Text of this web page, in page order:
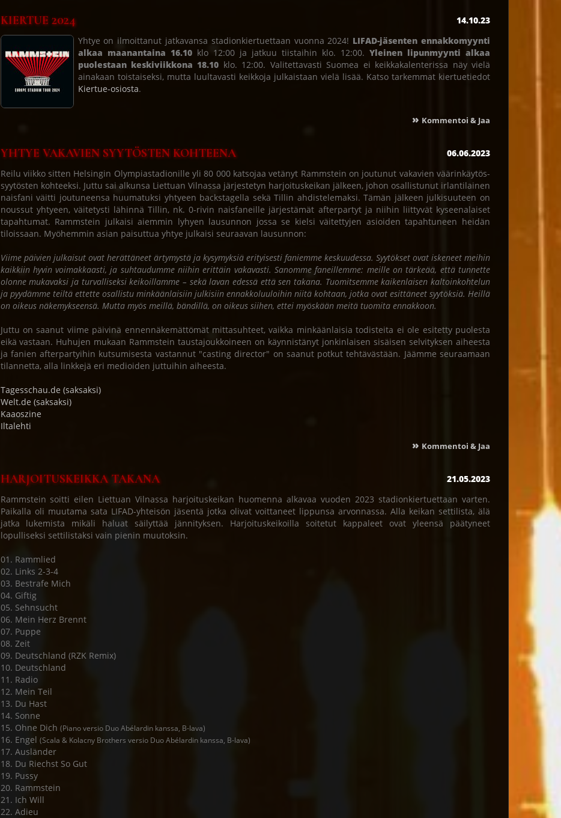
KIERTUE 2024
14.10.23
Yhtye on ilmoittanut jatkavansa stadionkiertuettaan vuonna 2024! LIFAD-jäsenten ennakkomyynti
alkaa maanantaina 16.10klo 12:00 ja jatkuu tiistaihin klo. 12:00. Yleinen lipunmyynti alkaa
puolestaan keskiviikkona 18.10 klo. 12:00. Valitettavasti Suomea ei keikkakalenterissa näy vielä
ainakaan toistaiseksi, mutta luultavasti keikkoja julkaistaan vielä lisää. Katso tarkemmat kiertuetiedot
Kiertue-osiosta.
» Kommentoi & Jaa
YHTYE VAKAVIEN SYYTÖSTEN KOHTEENA
06.06.2023
Reilu viikko sitten Helsingin Olympiastadionille yli 80 000 katsojaa vetänyt Rammstein on joutunut vakavien väärinkäytös-
syytösten kohteeksi. Juttu sai alkunsa Liettuan Vilnassa järjestetyn harjoituskeikan jälkeen, johon osallistunut irlantilainen
naisfani väitti joutuneensa huumatuksi yhtyeen backstagella sekä Tillin ahdistelemaksi. Tämän jälkeen julkisuuteen on
noussut yhtyeen, väitetysti lähinnä Tillin, nk. 0-rivin naisfaneille järjestämät afterpartyt ja niihin liittyvät kyseenalaiset
tapahtumat. Rammstein julkaisi aiemmin lyhyen lausunnon jossa se kielsi väitettyjen asioiden tapahtuneen heidän
tiloissaan. Myöhemmin asian paisuttua yhtye julkaisi seuraavan lausunnon:
Viime päivien julkaisut ovat herättäneet ärtymystä ja kysymyksiä erityisesti faniemme keskuudessa. Syytökset ovat iskeneet meihin
kaikkiin hyvin voimakkaasti, ja suhtaudumme niihin erittäin vakavasti. Sanomme faneillemme: meille on tärkeää, että tunnette
olonne mukavaksi ja turvalliseksi keikoillamme – sekä lavan edessä että sen takana. Tuomitsemme kaikenlaisen kaltoinkohtelun
ja pyydämme teiltä ettette osallistu minkäänlaisiin julkisiin ennakkoluuloihin niitä kohtaan, jotka ovat esittäneet syytöksiä. Heillä
on oikeus näkemykseensä. Mutta myös meillä, bändillä, on oikeus siihen, ettei myöskään meitä tuomita ennakkoon.
Juttu on saanut viime päivinä ennennäkemättömät mittasuhteet, vaikka minkäänlaisia todisteita ei ole esitetty puolesta
eikä vastaan. Huhujen mukaan Rammstein taustajoukkoineen on käynnistänyt jonkinlaisen sisäisen selvityksen aiheesta
ja fanien afterpartyihin kutsumisesta vastannut "casting director" on saanut potkut tehtävästään. Jäämme seuraamaan
tilannetta, alla linkkejä eri medioiden juttuihin aiheesta.
Tagesschau.de (saksaksi)
Welt.de (saksaksi)
Kaaoszine
Iltalehti
» Kommentoi & Jaa
HARJOITUSKEIKKA TAKANA
21.05.2023
Rammstein soitti eilen Liettuan Vilnassa harjoituskeikan huomenna alkavaa vuoden 2023 stadionkiertuettaan varten.
Paikalla oli muutama sata LIFAD-yhteisön jäsentä jotka olivat voittaneet lippunsa arvonnassa. Alla keikan settilista, älä
jatka lukemista mikäli haluat säilyttää jännityksen. Harjoituskeikoilla soitetut kappaleet ovat yleensä päätyneet
lopulliseksi settilistaksi vain pienin muutoksin.
01. Rammlied
02. Links 2-3-4
03. Bestrafe Mich
04. Giftig
05. Sehnsucht
06. Mein Herz Brennt
07. Puppe
08. Zeit
09. Deutschland (RZK Remix)
10. Deutschland
11. Radio
12. Mein Teil
13. Du Hast
14. Sonne
15. Ohne Dich (Piano versio Duo Abélardin kanssa, B-lava)
16. Engel (Scala & Kolacny Brothers versio Duo Abélardin kanssa, B-lava)
17. Ausländer
18. Du Riechst So Gut
19. Pussy
20. Rammstein
21. Ich Will
22. Adieu